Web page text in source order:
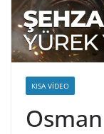
KISA VIDEO